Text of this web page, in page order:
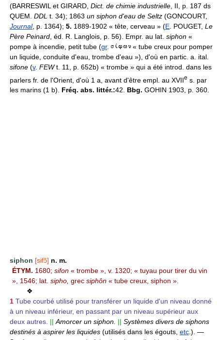
(BARRESWIL et GIRARD, Dict. de chimie industrielle , II, p. 187 ds
QUEM. DDL t. 34); 1863 un siphon d'eau de Seltz (GONCOURT,
Journal, p. 1364); 5. 1889-1902 « tête, cerveau » (E . POUGET, Le
Père Peinard , éd. R. Langlois, p. 56). Empr. au lat. siphon «
pompe à incendie, petit tube (gr.
« tube creux pour pomper
un liquide, conduite d'eau, trombe d'eau »), d'où en partic. a. ital.
sifone (v. FEWt. 11, p. 652b) « trombe » qui a été introd. dans les
parlers fr. de l'Orient, d'où 1 a, avant d'être empl. au XVIIe s. par
les marins (1 b). Fréq. abs. littér.:42. Bbg. GOHIN 1903, p. 360.
siphon [sifɔ̃] n. m.
ÉTYM. 1680; sifon « trombe », v. 1320; « tuyau pour tirer du vin
», 1546; lat. sipho, grec siphôn « tube creux, siphon ».
❖
1 Tube courbé utilisé pour transférer un liquide d'un niveau donné
à un niveau inférieur, en passant par un niveau supérieur aux
deux autres. || Amorcer un siphon. || Systèmes divers de siphons
destinés à aspirer les liquides (utilisés dans les égouts, etc.). —